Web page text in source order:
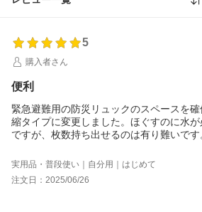
5
購入者さん
便利
緊急避難用の防災リュックのスペースを
縮タイプに変更しました。ほぐすのに水
ですが、枚数持ち出せるのは有り難いです
実用品・普段使い｜自分用｜はじめて
注文日：2025/06/26